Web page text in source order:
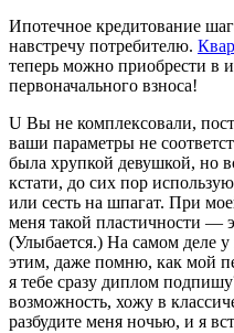
Ипотечное кредитование
навстречу потребителю.
теперь можно приобрести в
первоначального взноса!
U Вы не комплексовали,
ваши параметры не
была хрупкой девуш­кой, но
кстати, до сих пор
или сесть на шпа­гат. При
меня такой плас­тичности —
(Улыбается.) На самом деле
этим, даже помню, как мой
я тебе сразу дип­лом
возможность, хожу в
разбудите меня ночью, и я